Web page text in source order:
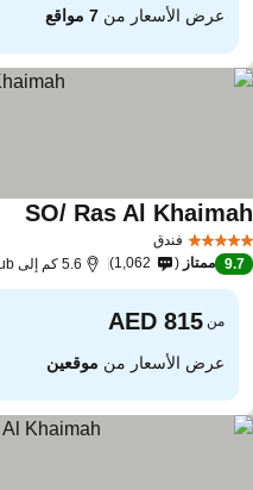
عرض الأسعار من7 مواقع
فندق
SO/ Ras Al
9.7 ممتاز 1,062 5.6 كم إلى Ras Al-Khaimah Water Ski Club
من
عرض الأسعار منموقعين